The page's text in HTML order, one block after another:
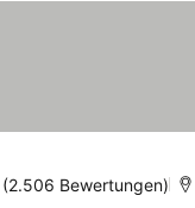
(2.506 Bewertungen)